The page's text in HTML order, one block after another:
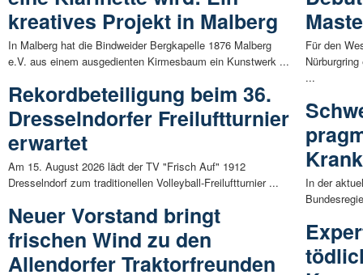
kreatives Projekt in Malberg
In Malberg hat die Bindweider Bergkapelle 1876 Malberg
e.V. aus einem ausgedienten Kirmesbaum ein Kunstwerk ...
Rekordbeteiligung beim 36.
Dresselndorfer Freiluftturnier
erwartet
Am 15. August 2026 lädt der TV "Frisch Auf" 1912
Dresselndorf zum traditionellen Volleyball-Freiluftturnier ...
Neuer Vorstand bringt
frischen Wind zu den
Allendorfer Traktorfreunden
Für den
...
In der